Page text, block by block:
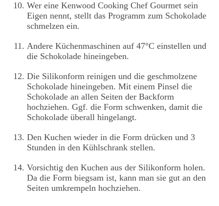
Wer eine Kenwood Cooking Chef Gourmet sein
Eigen nennt, stellt das Programm zum Schokolade
schmelzen ein.
Andere Küchenmaschinen auf 47°C einstellen und
die Schokolade hineingeben.
Die Silikonform reinigen und die geschmolzene
Schokolade hineingeben. Mit einem Pinsel die
Schokolade an allen Seiten der Backform
hochziehen. Ggf. die Form schwenken, damit die
Schokolade überall hingelangt.
Den Kuchen wieder in die Form drücken und 3
Stunden in den Kühlschrank stellen.
Vorsichtig den Kuchen aus der Silikonform holen.
Da die Form biegsam ist, kann man sie gut an den
Seiten umkrempeln hochziehen.